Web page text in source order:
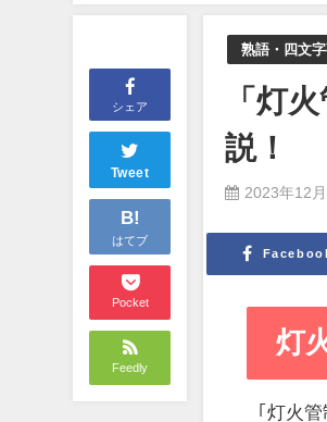
シェア
Tweet
B!
はてブ
Pocket
Feedly
熟語・四文
「灯
説！
2023年12
灯
｢灯火